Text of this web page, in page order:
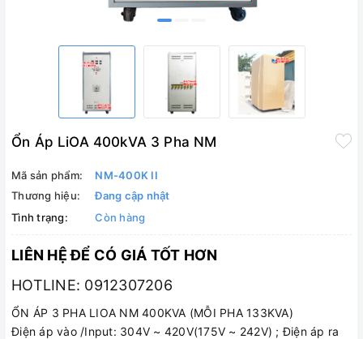
Ổn Áp LiOA 400kVA 3 Pha NM
Mã sản phẩm:
NM-400K II
Thương hiệu:
Đang cập nhật
Tình trạng:
Còn hàng
LIÊN HỆ ĐỂ CÓ GIÁ TỐT HƠN
HOTLINE: 0912307206
ỔN ÁP 3 PHA LIOA NM 400KVA (MỖI PHA 133KVA)
Điện áp vào /Input: 304V ~ 420V(175V ~ 242V) ; Điện áp ra